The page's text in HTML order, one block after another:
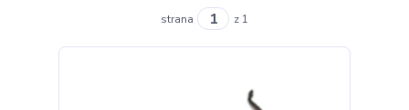
strana z 1